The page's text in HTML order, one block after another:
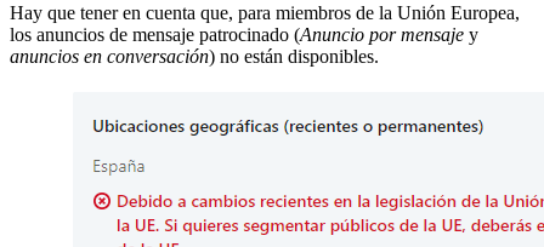
Hay que tener en cuenta que, para miembros de la Unión Europea,
los anuncios de mensaje patrocinado (Anuncio por mensaje y
anuncios en conversación) no están disponibles.